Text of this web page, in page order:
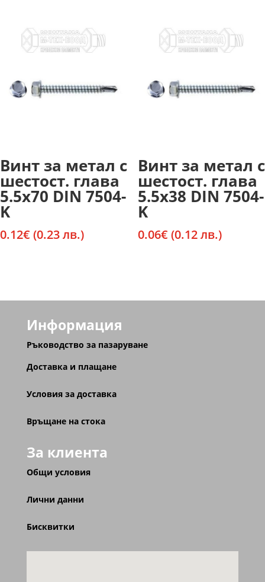
Винт за метал с
шестост. глава
5.5х70 DIN 7504-
K
0.12€ (0.23 лв.)
Винт за метал с
шестост. глава
5.5х38 DIN 7504-
K
0.06€ (0.12 лв.)
Информация
Ръководство за пазаруване
Доставка и плащане
Условия за доставка
Връщане на стока
За клиента
Общи условия
Лични данни
Бисквитки